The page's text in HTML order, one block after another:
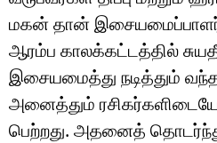
மகன் தான்
ஆரம்ப காலக்கட்டத்தில்
இசையமைத்து நடித்தும்
அனைத்தும்
பெற்றது. அதனைத்